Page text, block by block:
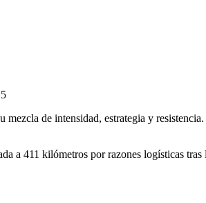
de intensidad, estrategia y
a 411 kilómetros por razones logísticas